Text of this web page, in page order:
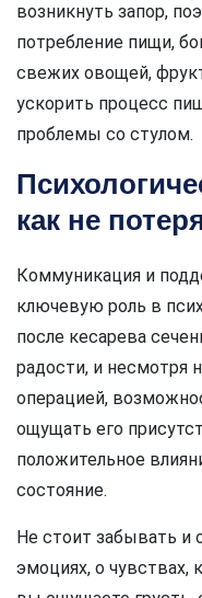
возникнуть запор,
потребление пищи,
свежих овощей,
ускорить процесс
проблемы со стулом.
как не
Коммуникация и
ключевую роль в
после кесарева
радости, и несмотря
операцией,
ощущать его
положительное
состояние.
Не стоит забывать и
эмоциях, о